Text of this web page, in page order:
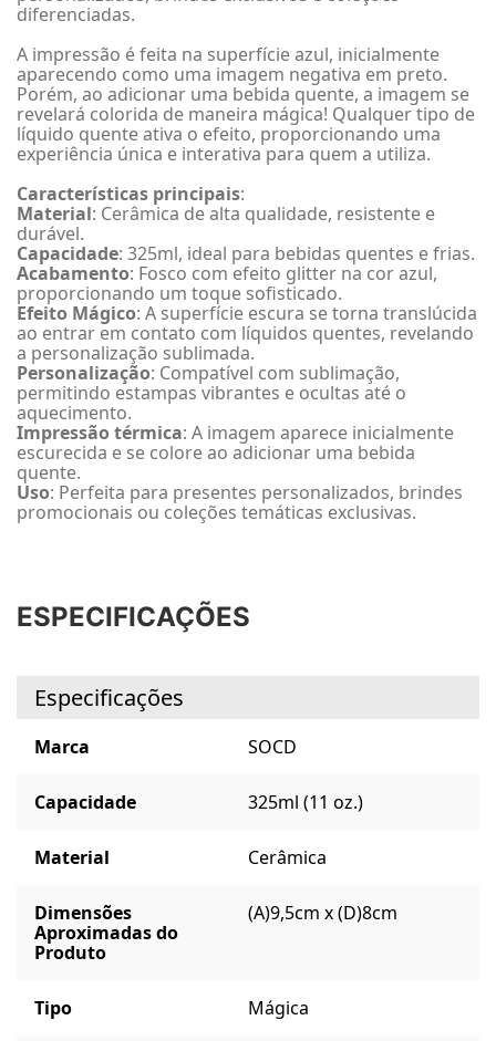
diferenciadas.
A impressão é feita na superfície azul, inicialmente
aparecendo como uma imagem negativa em preto.
Porém, ao adicionar uma bebida quente, a imagem se
revelará colorida de maneira mágica! Qualquer tipo de
líquido quente ativa o efeito, proporcionando uma
experiência única e interativa para quem a utiliza.
Características principais:
Material: Cerâmica de alta qualidade, resistente e
durável.
Capacidade: 325ml, ideal para bebidas quentes e frias.
Acabamento: Fosco com efeito glitter na cor azul,
proporcionando um toque sofisticado.
Efeito Mágico: A superfície escura se torna translúcida
ao entrar em contato com líquidos quentes, revelando
a personalização sublimada.
Personalização: Compatível com sublimação,
permitindo estampas vibrantes e ocultas até o
aquecimento.
Impressão térmica: A imagem aparece inicialmente
escurecida e se colore ao adicionar uma bebida
quente.
Uso: Perfeita para presentes personalizados, brindes
promocionais ou coleções temáticas exclusivas.
ESPECIFICAÇÕES
Especificações
Marca SOCD
Capacidade 325ml (11 oz.)
Material Cerâmica
Dimensões
Aproximadas do
Produto
(A)9,5cm x (D)8cm
Tipo Mágica